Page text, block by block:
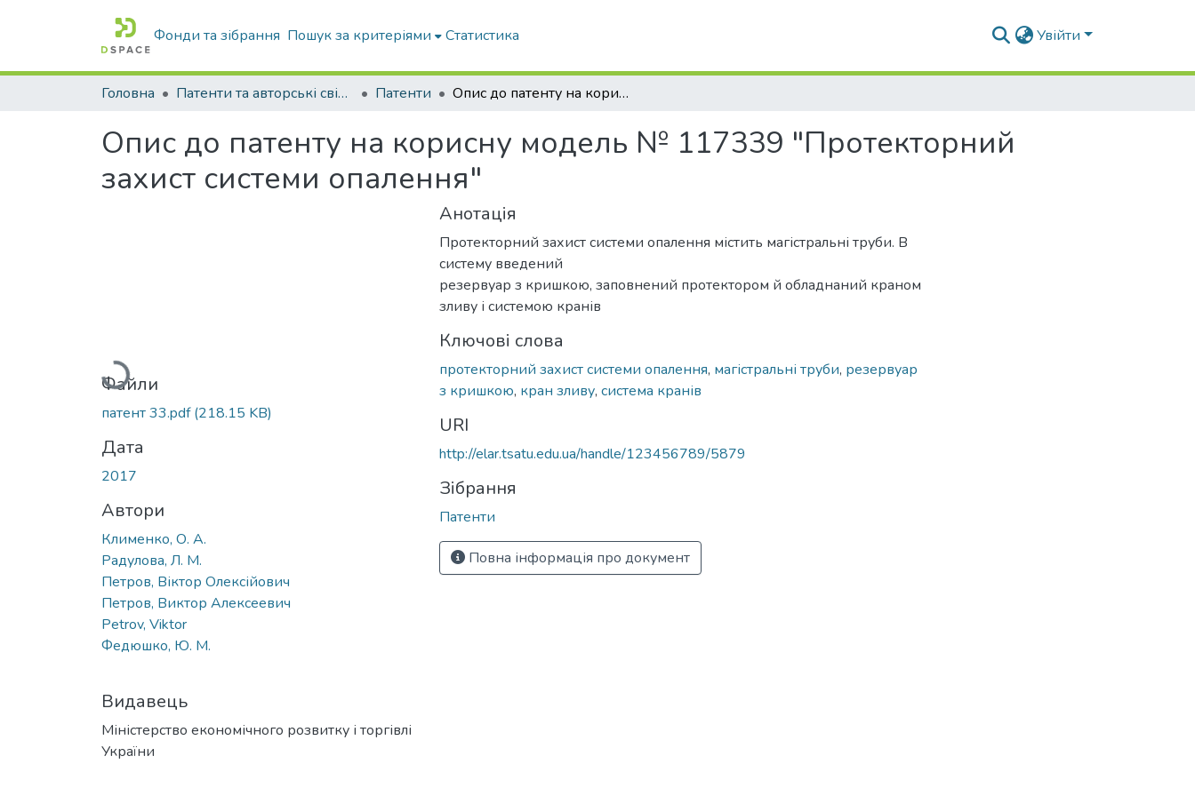
Фонди та зібрання Пошук за критеріями Статистика Увійти
Головна Патенти та авторські свідоцтва Патенти Опис до патенту на корисну модель № 117339 "Протекторний захист системи опалення"
Опис до патенту на корисну модель № 117339 "Протекторний
захист системи опалення"
Вантажиться...
Файли
патент 33.pdf(218.15 KB)
Дата
2017
Автори
Клименко, О. А.
Радулова, Л. М.
Петров, Віктор Олексійович
Петров, Виктор Алексеевич
Petrov, Viktor
Федюшко, Ю. М.
Видавець
Міністерство економічного розвитку і торгівлі
України
Анотація
Протекторний захист системи опалення містить магістральні труби. В
систему введений
резервуар з кришкою, заповнений протектором й обладнаний краном
зливу і системою кранів
Ключові слова
протекторний захист системи опалення, магістральні труби, резервуар
з кришкою, кран зливу, система кранів
URI
http://elar.tsatu.edu.ua/handle/123456789/5879
Зібрання
Патенти
Повна інформація про документ